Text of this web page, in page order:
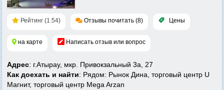
Рейтинг (1.54) Отзывы почитать (8) Цены
на карте Написать отзыв или вопрос
Адрес: г.Атырау, мкр. Привокзальный 3а, 27
Как доехать и найти: Рядом: Рынок Дина, торговый центр U
Магнит, торговый центр Mega Arzan